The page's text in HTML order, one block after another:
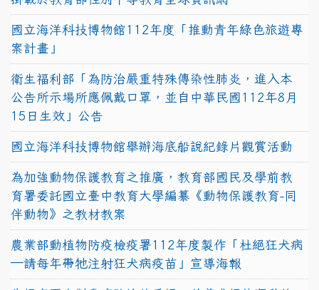
國立海洋科技博物館112年度「推動青年綠色旅遊專
案計畫」
衛生福利部「為防治嚴重特殊傳染性肺炎，進入本
公告所示場所應佩戴口罩，並自中華民國112年8月
15日生效」公告
國立海洋科技博物館舉辦海底船說紀錄片觀賞活動
為加強動物保護教育之推廣，教育部國民及學前教
育署委託國立臺中教育大學編纂《動物保護教育-同
伴動物》之教材教案
農業部動植物防疫檢疫署112年度製作「杜絕狂犬病
—請每年帶牠注射狂犬病疫苗」宣導海報